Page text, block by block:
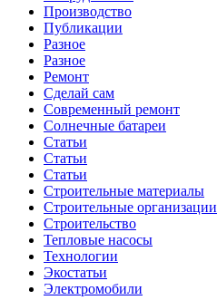
Производство
Публикации
Разное
Разное
Ремонт
Сделай сам
Современный ремонт
Солнечные батареи
Статьи
Статьи
Статьи
Строительные материалы
Строительные организации
Строительство
Тепловые насосы
Технологии
Экостатьи
Электромобили